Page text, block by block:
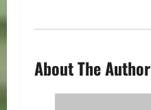
About The Author